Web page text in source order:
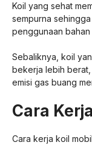
Koil yang sehat
sempurna
penggunaan
Sebaliknya, koil
bekerja lebih
emisi gas buang
Cara
Cara kerja koil